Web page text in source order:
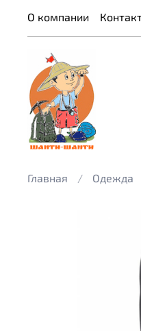
О компании
Главная Одежда